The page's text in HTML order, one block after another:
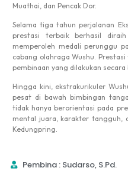
Muathai, dan Pencak Dor.
Selama tiga tahun perjalanan
prestasi
terbaik berhasil diraih
memperoleh medali perunggu
cabang olahraga Wushu. Prestasi
pembinaan yang dilakukan secara
Hingga kini, ekstrakurikuler
pesat di bawah bimbingan
tidak hanya berorientasi pada
mental juara, karakter tangguh,
Kedungpring.
Pembina : Sudarso, S.Pd.